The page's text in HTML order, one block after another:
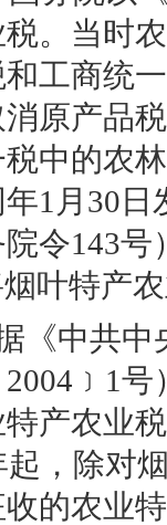
。当时
工商统
原产品
中的农
1 月 30 日
令143号
叶特产
《中共
2004 ﹞ 1号
产农业
起，除对
的农业